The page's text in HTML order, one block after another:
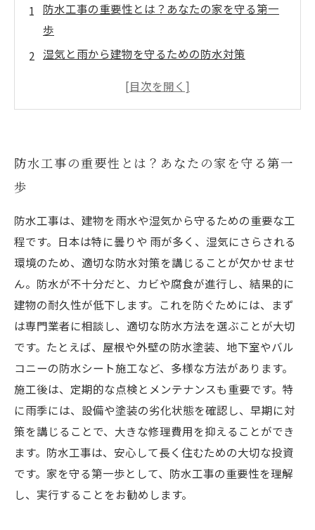
防水工事の重要性とは？あなたの家を守る第一
歩
湿気と雨から建物を守るための防水対策
専門家が教える！防水工事の基本技術
最新の防水技術を取り入れて、さらなる安心を
あなたの資産を守るために、今すぐできる防水
対策
防水工事の重要性とは？あなたの家を守る第一
歩
防水工事は、建物を雨水や湿気から守るための重要な工
程です。日本は特に曇りや 雨が多く、湿気にさらされる
環境のため、適切な防水対策を講じることが欠かせませ
ん。防水が不十分だと、カビや腐食が進行し、結果的に
建物の耐久性が低下します。これを防ぐためには、まず
は専門業者に相談し、適切な防水方法を選ぶことが大切
です。たとえば、屋根や外壁の防水塗装、地下室やバル
コニーの防水シート施工など、多様な方法があります。
施工後は、定期的な点検とメンテナンスも重要です。特
に雨季には、設備や塗装の劣化状態を確認し、早期に対
策を講じることで、大きな修理費用を抑えることができ
ます。防水工事は、安心して長く住むための大切な投資
です。家を守る第一歩として、防水工事の重要性を理解
し、実行することをお勧めします。